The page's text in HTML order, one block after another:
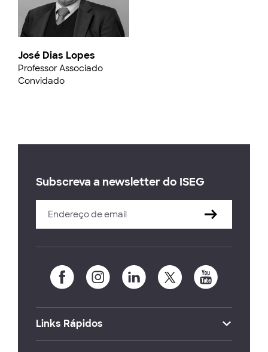
José Dias Lopes
Professor Associado
Convidado
Subscreva a newsletter do ISEG
Links Rápidos